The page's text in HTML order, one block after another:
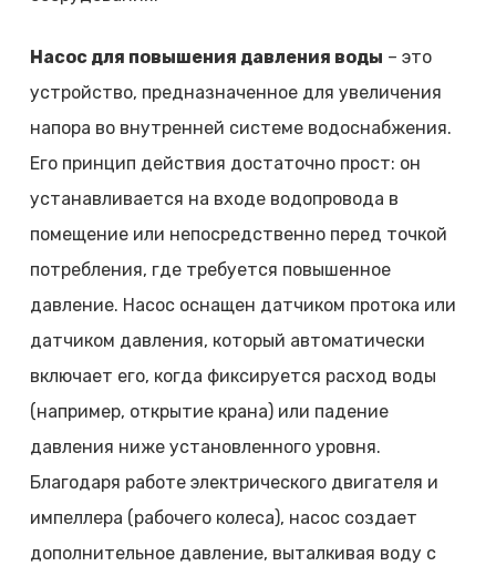
Насос для повышения давления воды – это
устройство, предназначенное для увеличения
напора во внутренней системе водоснабжения.
Его принцип действия достаточно прост: он
устанавливается на входе водопровода в
помещение или непосредственно перед точкой
потребления, где требуется повышенное
давление. Насос оснащен датчиком протока или
датчиком давления, который автоматически
включает его, когда фиксируется расход воды
(например, открытие крана) или падение
давления ниже установленного уровня.
Благодаря работе электрического двигателя и
импеллера (рабочего колеса), насос создает
дополнительное давление, выталкивая воду с